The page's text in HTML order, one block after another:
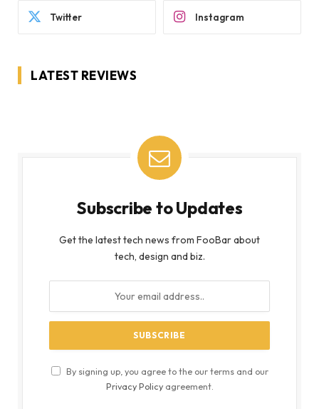
Twitter Instagram
LATEST REVIEWS
Subscribe to Updates
Get the latest tech news from FooBar about
tech, design and biz.
By signing up, you agree to the our terms and our
Privacy Policyagreement.